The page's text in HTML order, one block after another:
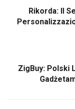
Rikorda: Il
ZigBuy: Polski